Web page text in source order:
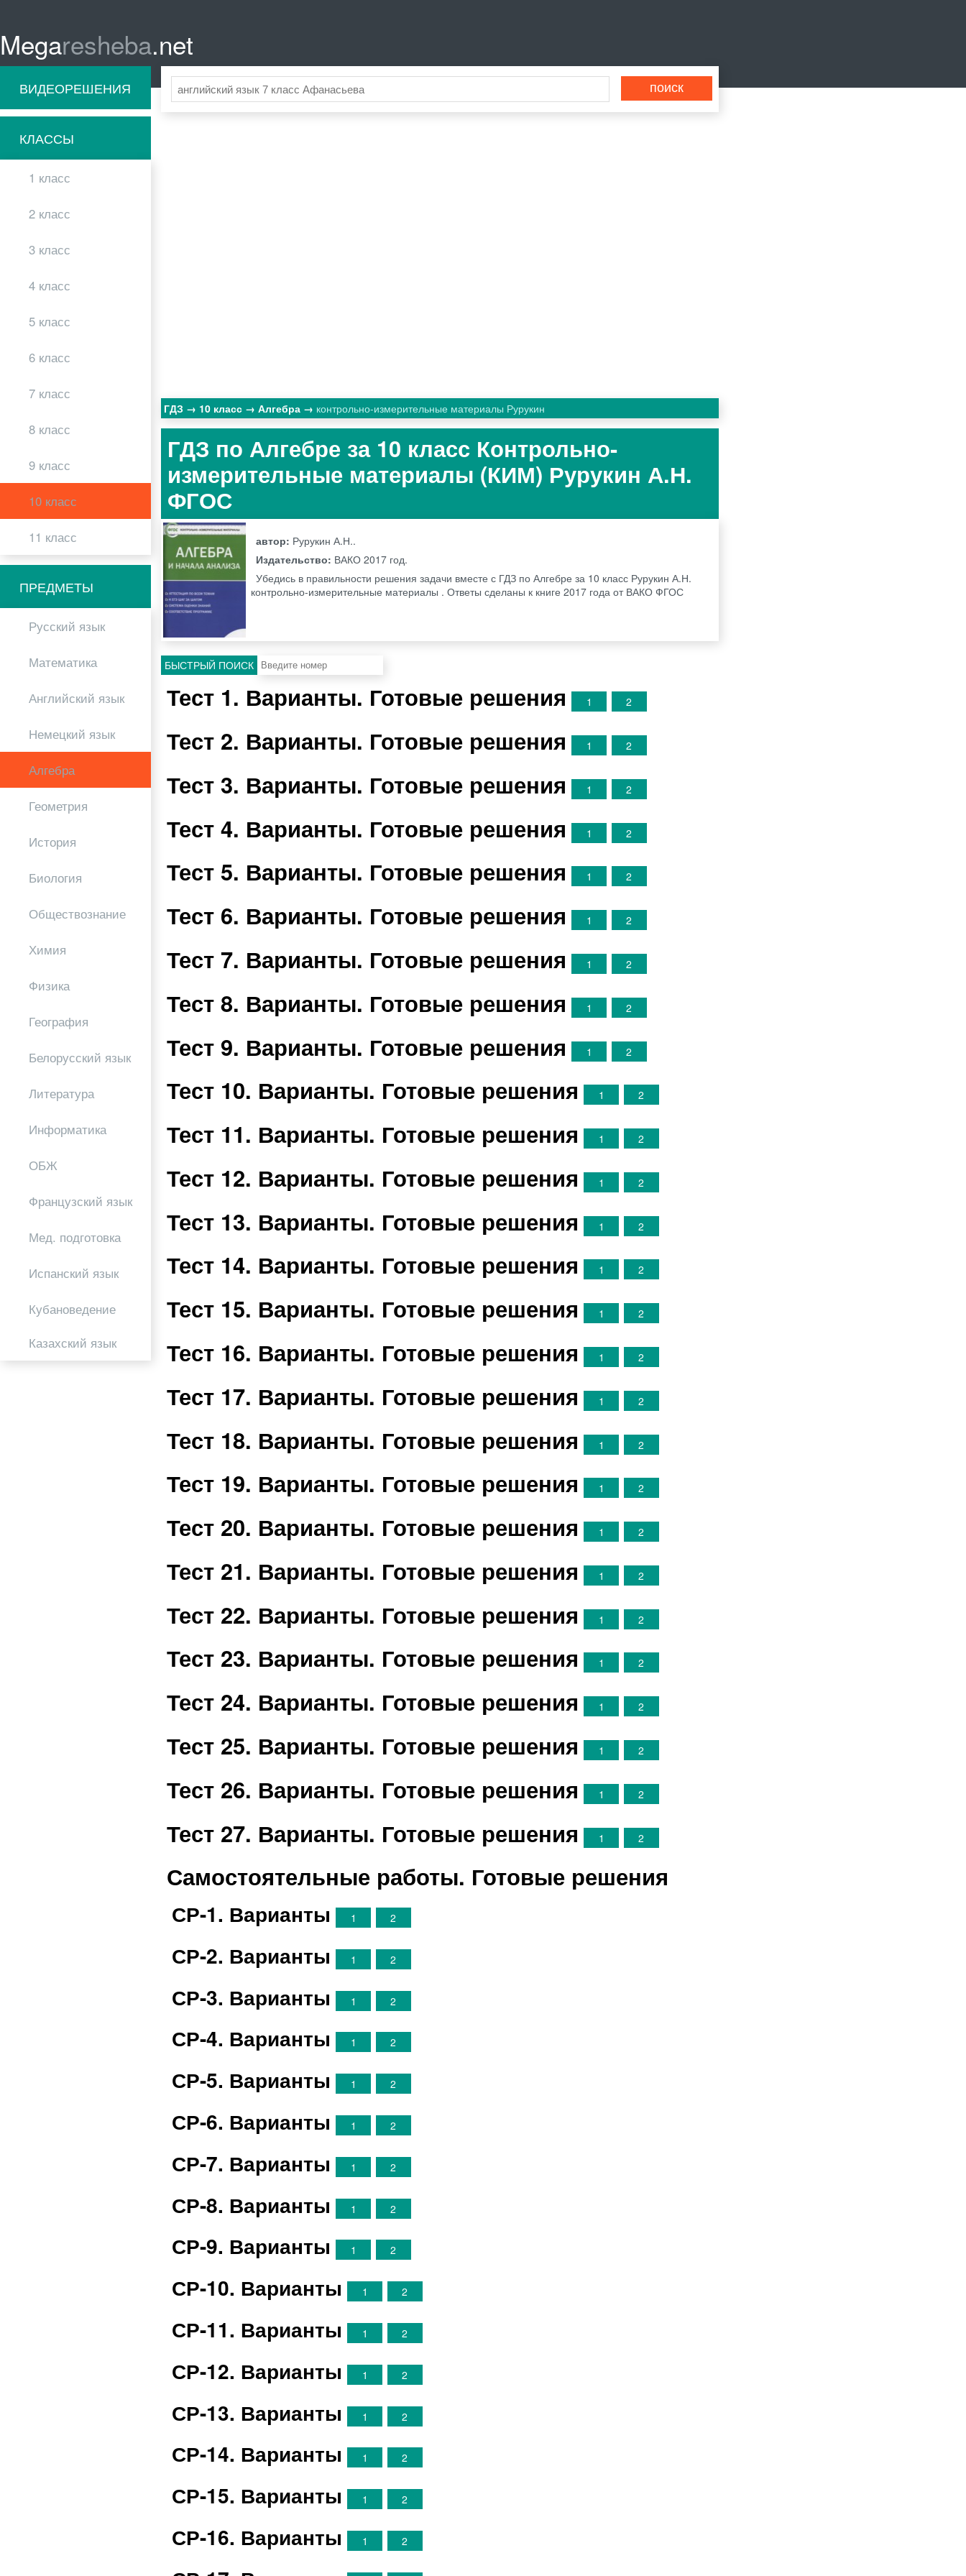
Megaresheba.net
ВИДЕОРЕШЕНИЯ
КЛАССЫ
1 класс
2 класс
3 класс
4 класс
5 класс
6 класс
7 класс
8 класс
9 класс
10 класс
11 класс
ПРЕДМЕТЫ
Русский язык
Математика
Английский язык
Немецкий язык
Алгебра
Геометрия
История
Биология
Обществознание
Химия
Физика
География
Белорусский язык
Литература
Информатика
ОБЖ
Французский язык
Мед. подготовка
Испанский язык
Кубановедение
Казахский язык
ГДЗ 10 класс Алгебра контрольно-измерительные материалы Рурукин
ГДЗ по Алгебре за 10 класс Контрольно-
измерительные материалы (КИМ) Рурукин А.Н.
ФГОС
автор: Рурукин А.Н..
Издательство: ВАКО 2017 год.
Убедись в правильности решения задачи вместе с ГДЗ по Алгебре за 10 класс Рурукин А.Н.
контрольно-измерительные материалы . Ответы сделаны к книге 2017 года от ВАКО ФГОС
БЫСТРЫЙ ПОИСК
Тест 1. Варианты. Готовые решения 1 2
Тест 2. Варианты. Готовые решения 1 2
Тест 3. Варианты. Готовые решения 1 2
Тест 4. Варианты. Готовые решения 1 2
Тест 5. Варианты. Готовые решения 1 2
Тест 6. Варианты. Готовые решения 1 2
Тест 7. Варианты. Готовые решения 1 2
Тест 8. Варианты. Готовые решения 1 2
Тест 9. Варианты. Готовые решения 1 2
Тест 10. Варианты. Готовые решения 1 2
Тест 11. Варианты. Готовые решения 1 2
Тест 12. Варианты. Готовые решения 1 2
Тест 13. Варианты. Готовые решения 1 2
Тест 14. Варианты. Готовые решения 1 2
Тест 15. Варианты. Готовые решения 1 2
Тест 16. Варианты. Готовые решения 1 2
Тест 17. Варианты. Готовые решения 1 2
Тест 18. Варианты. Готовые решения 1 2
Тест 19. Варианты. Готовые решения 1 2
Тест 20. Варианты. Готовые решения 1 2
Тест 21. Варианты. Готовые решения 1 2
Тест 22. Варианты. Готовые решения 1 2
Тест 23. Варианты. Готовые решения 1 2
Тест 24. Варианты. Готовые решения 1 2
Тест 25. Варианты. Готовые решения 1 2
Тест 26. Варианты. Готовые решения 1 2
Тест 27. Варианты. Готовые решения 1 2
Самостоятельные работы. Готовые решения
СР-1. Варианты 1 2
СР-2. Варианты 1 2
СР-3. Варианты 1 2
СР-4. Варианты 1 2
СР-5. Варианты 1 2
СР-6. Варианты 1 2
СР-7. Варианты 1 2
СР-8. Варианты 1 2
СР-9. Варианты 1 2
СР-10. Варианты 1 2
СР-11. Варианты 1 2
СР-12. Варианты 1 2
СР-13. Варианты 1 2
СР-14. Варианты 1 2
СР-15. Варианты 1 2
СР-16. Варианты 1 2